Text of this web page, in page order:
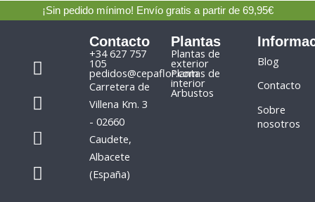
¡Sin pedido mínimo! Envío gratis a partir de 69,95€
F
a
c
e
b
o
o
k
I
n
s
t
a
g
r
a
P
h
o
n
W
h
a
t
Contacto
+34 627 757
105
pedidos@cepaflor.com
Carretera de
Villena Km. 3
- 02660
Caudete,
Albacete
(España)
Plantas
Plantas de
exterior
Plantas de
interior
Arbustos
Blog
Contacto
Sobre
nosotros